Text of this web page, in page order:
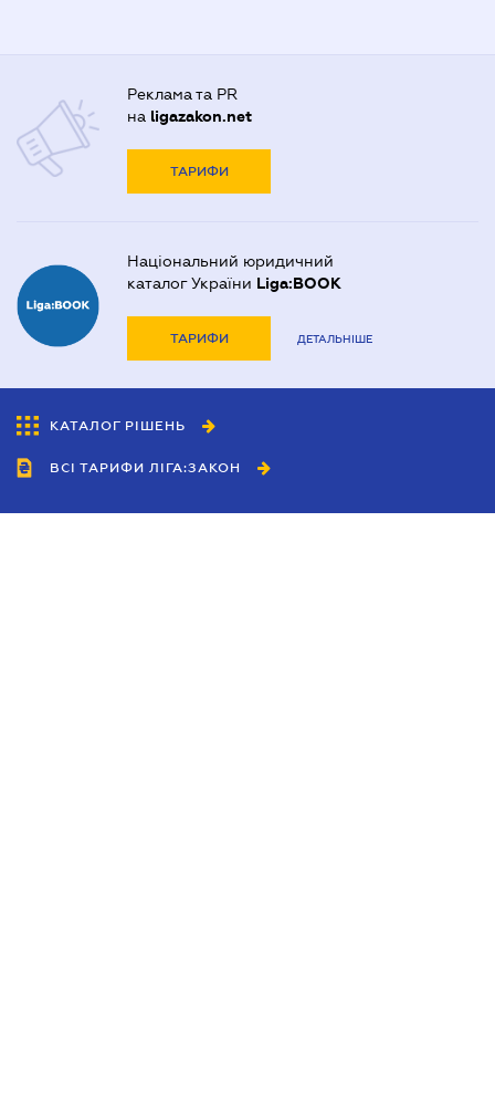
Реклама та PR
на ligazakon.net
ТАРИФИ
Національний юридичний
каталог України Liga:BOOK
ТАРИФИ ДЕТАЛЬНІШЕ
КАТАЛОГ РІШЕНЬ
ВСІ ТАРИФИ ЛІГА:ЗАКОН